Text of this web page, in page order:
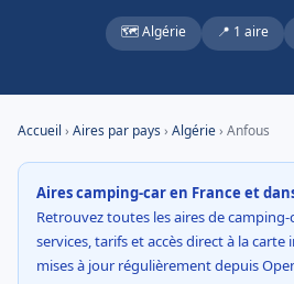
🗺️ Algérie 📍 1 aire
Accueil › Aires par pays› Algérie› Anfous
Aires camping-car en France et
Retrouvez toutes les aires de
services, tarifs et accès direct à la
mises à jour régulièrement depuis